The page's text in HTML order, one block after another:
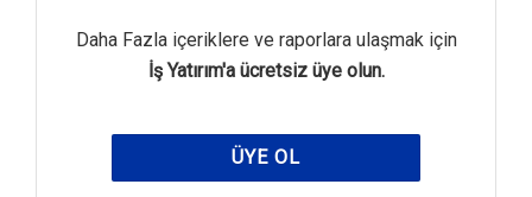
Daha Fazla içeriklere ve raporlara ulaşmak için
İş Yatırım'a ücretsiz üye olun.
ÜYE OL